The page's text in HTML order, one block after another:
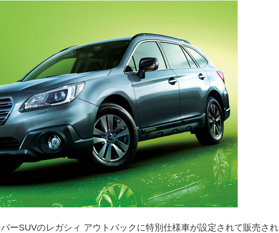
ーSUVのレガシィ アウトバックに特別仕様車が設定されて販売され